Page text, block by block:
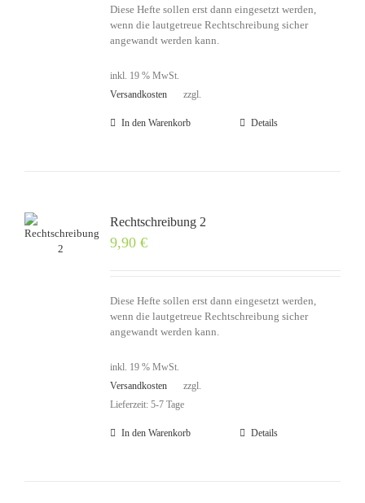
Diese Hefte sollen erst dann eingesetzt werden,
wenn die lautgetreue Rechtschreibung sicher
angewandt werden kann.
inkl. 19 % MwSt.
zzgl.
Versandkosten
In den Warenkorb Details
Rechtschreibung 2
9,90 €
Diese Hefte sollen erst dann eingesetzt werden,
wenn die lautgetreue Rechtschreibung sicher
angewandt werden kann.
inkl. 19 % MwSt.
zzgl.
Versandkosten
Lieferzeit: 5-7 Tage
In den Warenkorb Details